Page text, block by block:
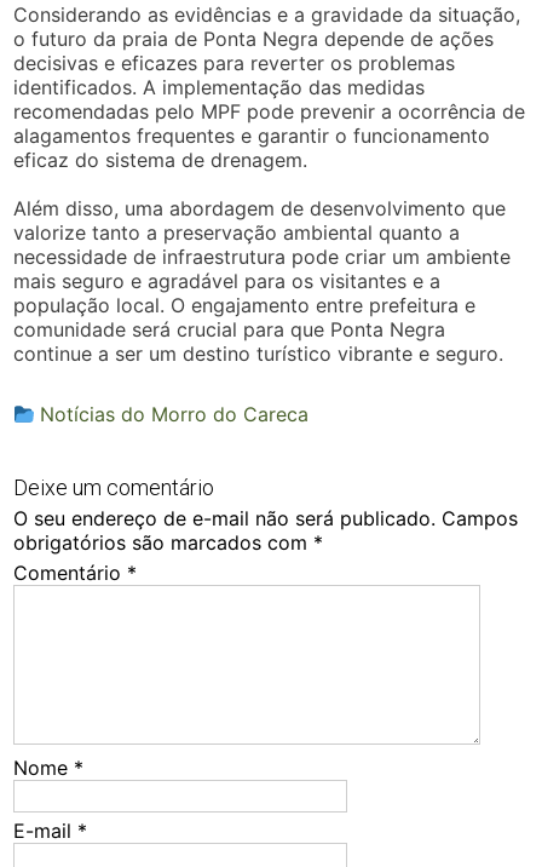
Considerando as evidências e a gravidade da situação,
o futuro da praia de Ponta Negra depende de ações
decisivas e eficazes para reverter os problemas
identificados. A implementação das medidas
recomendadas pelo MPF pode prevenir a ocorrência de
alagamentos frequentes e garantir o funcionamento
eficaz do sistema de drenagem.
Além disso, uma abordagem de desenvolvimento que
valorize tanto a preservação ambiental quanto a
necessidade de infraestrutura pode criar um ambiente
mais seguro e agradável para os visitantes e a
população local. O engajamento entre prefeitura e
comunidade será crucial para que Ponta Negra
continue a ser um destino turístico vibrante e seguro.
Notícias do Morro do Careca
Deixe um comentário
O seu endereço de e-mail não será publicado. Campos
obrigatórios são marcados com *
Comentário *
Nome *
E-mail *